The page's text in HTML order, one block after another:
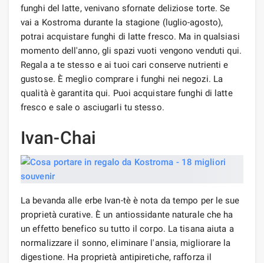
funghi del latte, venivano sfornate deliziose torte. Se
vai a Kostroma durante la stagione (luglio-agosto),
potrai acquistare funghi di latte fresco. Ma in qualsiasi
momento dell'anno, gli spazi vuoti vengono venduti qui.
Regala a te stesso e ai tuoi cari conserve nutrienti e
gustose. È meglio comprare i funghi nei negozi. La
qualità è garantita qui. Puoi acquistare funghi di latte
fresco e sale o asciugarli tu stesso.
Ivan-Chai
La bevanda alle erbe Ivan-tè è nota da tempo per le sue
proprietà curative. È un antiossidante naturale che ha
un effetto benefico su tutto il corpo. La tisana aiuta a
normalizzare il sonno, eliminare l'ansia, migliorare la
digestione. Ha proprietà antipiretiche, rafforza il